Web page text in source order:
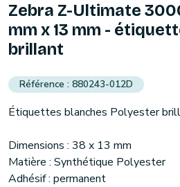
Zebra Z-Ultimate
mm x 13 mm -
brillant
880243-012D
Étiquettes blanches Polyester
Dimensions : 38 x 13 mm
Matière : Synthétique Polyester
Adhésif : permanent